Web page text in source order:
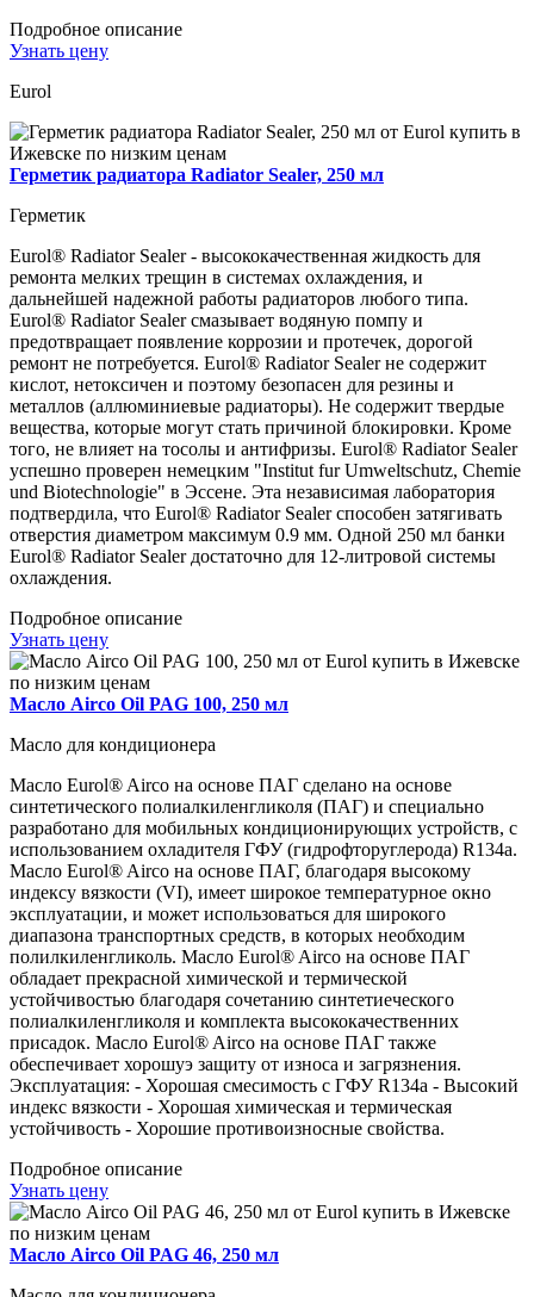
Подробное описание
Узнать цену
Eurol
Герметик радиатора Radiator Sealer, 250 мл
Герметик
Eurol® Radiator Sealer - высококачественная жидкость для
ремонта мелких трещин в системах охлаждения, и
дальнейшей надежной работы радиаторов любого типа.
Eurol® Radiator Sealer смазывает водяную помпу и
предотвращает появление коррозии и протечек, дорогой
ремонт не потребуется. Eurol® Radiator Sealer не содержит
кислот, нетоксичен и поэтому безопасен для резины и
металлов (аллюминиевые радиаторы). Не содержит твердые
вещества, которые могут стать причиной блокировки. Кроме
того, не влияет на тосолы и антифризы. Eurol® Radiator Sealer
успешно проверен немецким "Institut fur Umweltschutz, Chemie
und Biotechnologie" в Эссене. Эта независимая лаборатория
подтвердила, что Eurol® Radiator Sealer способен затягивать
отверстия диаметром максимум 0.9 мм. Одной 250 мл банки
Eurol® Radiator Sealer достаточно для 12-литровой системы
охлаждения.
Подробное описание
Узнать цену
Масло Airco Oil PAG 100, 250 мл
Масло для кондиционера
Масло Eurol® Airco на основе ПАГ сделано на основе
синтетического полиалкиленгликоля (ПАГ) и специально
разработано для мобильных кондиционирующих устройств, с
использованием охладителя ГФУ (гидрофторуглерода) R134a.
Масло Eurol® Airco на основе ПАГ, благодаря высокому
индексу вязкости (VI), имеет широкое температурное окно
эксплуатации, и может использоваться для широкого
диапазона транспортных средств, в которых необходим
полилкиленгликоль. Масло Eurol® Airco на основе ПАГ
обладает прекрасной химической и термической
устойчивостью благодаря сочетанию синтетиеческого
полиалкиленгликоля и комплекта высококачественних
присадок. Масло Eurol® Airco на основе ПАГ также
обеспечивает хорошуэ защиту от износа и загрязнения.
Эксплуатация: - Хорошая смесимость с ГФУ R134a - Высокий
индекс вязкости - Хорошая химическая и термическая
устойчивость - Хорошие противоизносные свойства.
Подробное описание
Узнать цену
Масло Airco Oil PAG 46, 250 мл